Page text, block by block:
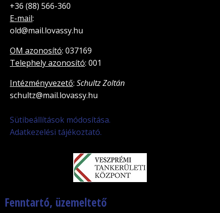
+36 (88) 566-360
E-mail:
old@mail.lovassy.hu
OM azonosító: 037169
Telephely azonosító: 001
Intézményvezető: Schultz Zoltán
schultz@mail.lovassy.hu
Sütibeállítások módosítása.
Adatkezelési tájékoztató.
Fenntartó, üzemeltető